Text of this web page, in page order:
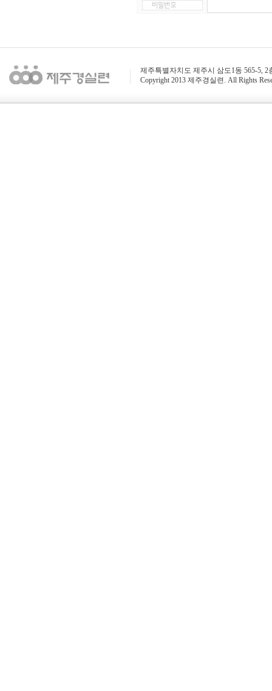
제주특별자치도 제주시 삼도1동 565-5, 2
Copyright 2013 제주경실련. All Rights